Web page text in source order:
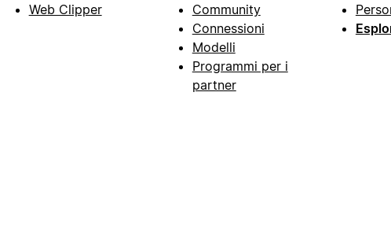
Web Clipper
Community
Connessioni
Modelli
Programmi per i
partner